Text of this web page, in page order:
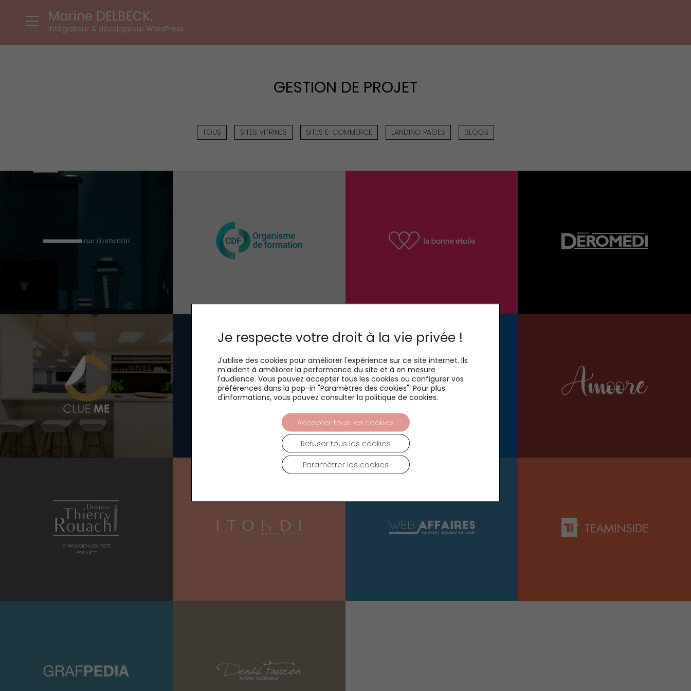
Marine DELBECK.
Intégrateur & développeur WordPress
GESTION DE PROJET
TOUS SITES VITRINES SITES E-COMMERCE LANDING PAGES BLOGS
Je respecte votre droit à la vie privée !
J'utilise des cookies pour améliorer l'expérience sur ce site internet. Ils
m'aident à améliorer la performance du site et à en mesure
l'audience. Vous pouvez accepter tous les cookies ou configurer vos
préférences dans la pop-in "Paramètres des cookies". Pour plus
d'informations, vous pouvez consulter la politique de cookies.
Accepter tous les cookies
Refuser tous les cookies
Paramétrer les cookies